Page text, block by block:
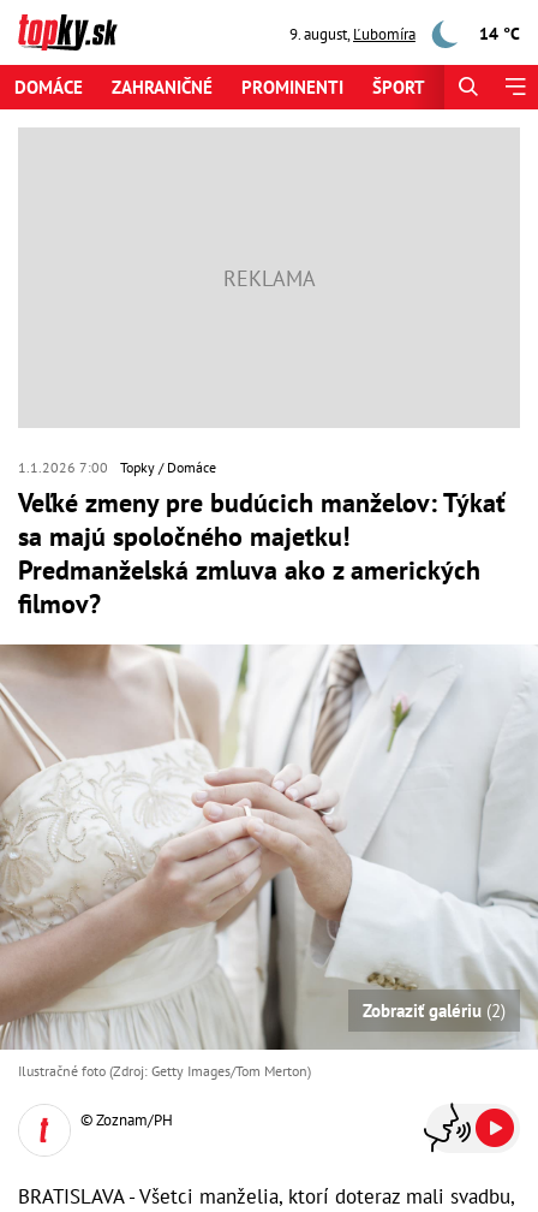
9. august,Ľubomíra 14 °C
DOMÁCE ZAHRANIČNÉ PROMINENTI ŠPORT
1.1.2026 7:00 Topky Domáce
Veľké zmeny pre budúcich manželov: Týkať
sa majú spoločného majetku!
Predmanželská zmluva ako z amerických
filmov?
Zobraziť galériu (2)
Ilustračné foto (Zdroj: Getty Images/Tom Merton)
© Zoznam/PH
BRATISLAVA - Všetci manželia, ktorí doteraz mali svadbu,